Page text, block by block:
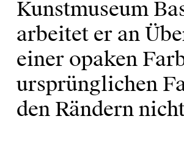
Kunstmuseum
arbeitet er an
einer opaken
ursprünglichen
den Rändern